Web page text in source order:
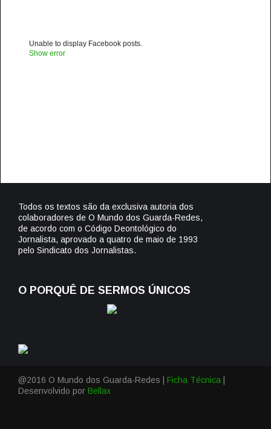
Unable to display Facebook posts.
Show error
Todos os textos são da exclusiva autoria dos
colaboradores de O Mundo dos Guarda-Redes,
de acordo com o Código Deontológico do
Jornalista, aprovado a quatro de maio de 1993
pelo Sindicato dos Jornalistas.
O PORQUÊ DE SERMOS ÚNICOS
@2016 O Mundo dos Guarda-Redes | Ficha Técnica
Desenvolvido por Bellax